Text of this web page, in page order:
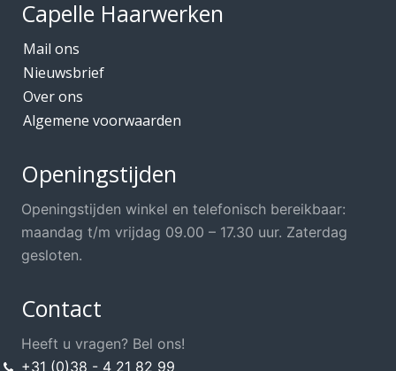
Capelle Haarwerken
Mail ons
Nieuwsbrief
Over ons
Algemene voorwaarden
Openingstijden
Openingstijden winkel en telefonisch bereikbaar:
maandag t/m vrijdag 09.00 – 17.30 uur. Zaterdag
gesloten.
Contact
Heeft u vragen? Bel ons!
+31 (0)38 - 4 21 82 99